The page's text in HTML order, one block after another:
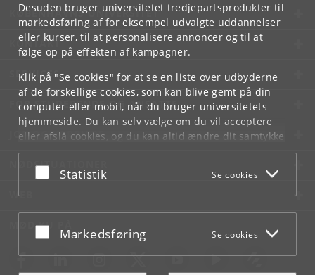
Desuden bruger universitetet tredjepartsprodukter til
markedsføring af for eksempel udvalgte uddannelser
eller kurser, til at personalisere annoncer og til at
følge op på effekten af kampagner.
Klik på "Se cookies" for at se en liste over udbyderne
af de forskellige cookies, som kan blive gemt på din
computer eller mobil, når du bruger universitetets
hjemmeside. Du kan selv vælge om du vil acceptere
eller afslå cookies, og du kan altid ændre dit samtykke
underCookie- og privatlivspolitiksom du finder i
bunden af hver side.
Acceptér eller afslå
Statistik Se cookies
Acceptér eller afslå
Markedsføring Se cookies
KØBENHAVNS UNIVERSITET
KONTAKT
SERVICES
FOR STUDERENDE OG ANSATTE
JOB OG KARRIERE
NØDSITUATIONER
WEB
MØD KU PÅ